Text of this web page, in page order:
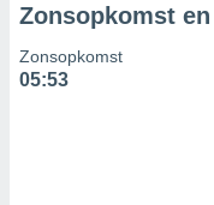
Zonsopkomst
Zonsopkomst
05:53